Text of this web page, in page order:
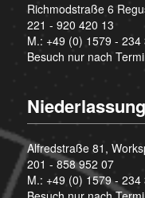
Richmodstraße 6
221 - 920 420 13
M.: +49 (0) 1579 - 234
Besuch nur nach
Alfredstraße 81,
201 - 858 952 07
M.: +49 (0) 1579 - 234